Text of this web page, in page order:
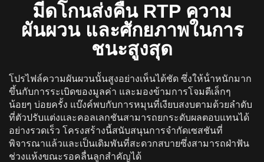
มีดโกนส่งคืน RTP ความ
ผันผวน และศักยภาพในการ
ชนะสูงสุด
โปรไฟล์ความผันผวนนั้นสูงอย่างเห็นได้ชัด ซึ่งให้น้ําหนักมาก
ขึ้นกับการระเบิดของมูลค่า และมองข้ามการโจมตีเล็กๆ
น้อยๆ บ่อยครั้ง แบ๊งค์พบกับการหมุนที่เงียบสงบตามด้วยลําดับ
ที่ตัวปรับแต่งและคอลเลกชันสามารถยกระดับผลตอบแทนได้
อย่างรวดเร็ว โครงสร้างนี้สนับสนุนการจํากัดเซสชันที่
พิจารณาแล้วและเป็นเดิมพันที่สะดวกสบายซึ่งสามารถฝ่าฟัน
ช่วงแห้งขณะรอคลื่นลูกสําคัญได้